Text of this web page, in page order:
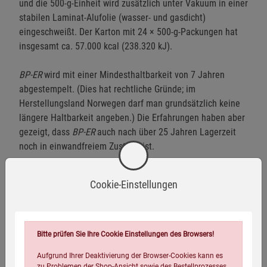
und die 500-g-Einheit wird zusätzlich unter Vakuum in einer
stabilen Laminat-Alufolie (wasser- und gasdicht)
eingeschweißt. Der Karton mit 24 × 500-g-Packungen hat
insgesamt ca. 57.000 kcal (238.320 kJ).
BP-ERwird mit einer Mindesthaltbarkeit von 7 Jahren
abgestempelt. (Dies hat rechtliche Gründe; im
Herstellungsland Norwegen darf man grundsätzlich keine
längere Haltbarkeit angeben.) Die Erfahrungen haben aber
gezeigt, dass BP-ERauch nach über 25 Jahren Lagerzeit
noch in einwandfreiem Zustand ist.
Warnhinweise / Sicherheitsinformationen
Warnhinweise:
Cookie-Einstellungen
Bitte prüfen Sie Ihre Cookie Einstellungen des Browsers!
Aufgrund Ihrer Deaktivierung der Browser-Cookies kann es